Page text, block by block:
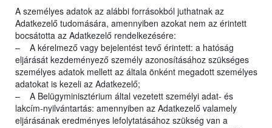
A személyes adatok az alábbi forrásokból juthatnak az
Adatkezelő tudomására, amennyiben azokat nem az érintett
bocsátotta az Adatkezelő rendelkezésére:
– A kérelmező vagy bejelentést tevő érintett: a hatóság
eljárását kezdeményező személy azonosításához szükséges
személyes adatok mellett az általa önként megadott személyes
adatokat is kezeli az Adatkezelő;
– A Belügyminisztérium által vezetett személyi adat- és
lakcím-nyilvántartás: amennyiben az Adatkezelő valamely
eljárásának eredményes lefolytatásához szükség van a